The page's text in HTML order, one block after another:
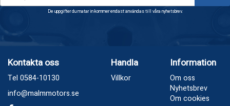
De uppgifter du matar in kommer endast användas till våra nyhetsbrev.
Kontakta oss
Tel 0584-10130
info@malmmotors.se
Handla
Villkor
Information
Om oss
Nyhetsbrev
Om cookies